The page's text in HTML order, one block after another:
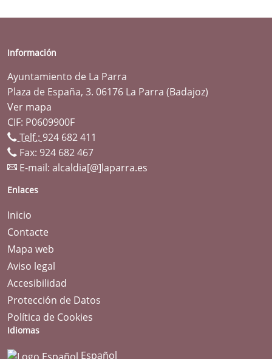
Información
Ayuntamiento de La Parra
Plaza de España, 3. 06176 La Parra (Badajoz)
Ver mapa
CIF: P0609900F
Telf.: 924 682 411
Fax: 924 682 467
E-mail: alcaldia[@]laparra.es
Enlaces
Inicio
Contacte
Mapa web
Aviso legal
Accesibilidad
Protección de Datos
Política de Cookies
Idiomas
Español